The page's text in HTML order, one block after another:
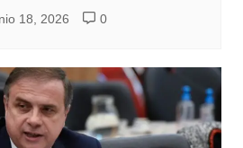
18, 2026 0